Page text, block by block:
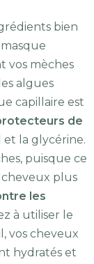
bien
vos mèches
algues
capillaire est
de
la glycérine.
puisque ce
plus
les
à utiliser le
vos cheveux
hydratés et